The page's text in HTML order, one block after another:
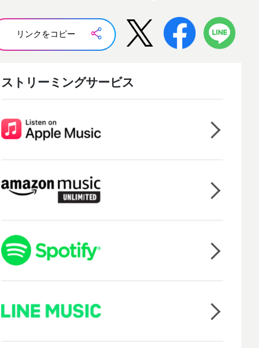
リンクをコピー
ストリーミングサービス